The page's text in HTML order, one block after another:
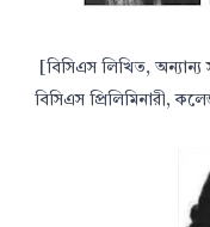
[বিসিএস লিখিত,
বিসিএস প্রিলিমিনারী,